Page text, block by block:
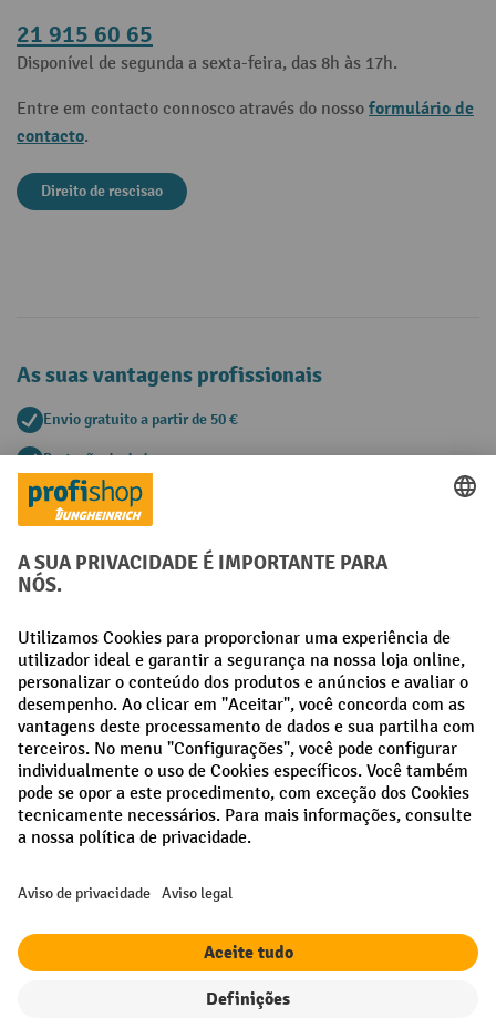
Ordenação
21 915 60 65
Disponível de segunda a sexta-feira, das 8h às 17h.
Entre em contacto connosco através do nosso formulário de
contacto.
Direito de rescisao
As suas vantagens profissionais
Envio gratuito a partir de 50 €
Proteção de dados segura
Aconselhamento pessoal de compra
Métodos de pagamento
Creditcard (Master)Creditcard (Visa)Pré-pagamento
Redes sociais
Facebook
LinkedIn
Instagram
Proteção de dados Definições de privacidade
Todos os preços excl. IVA maiscustos de envio
entrega, se não indicado o contrário.